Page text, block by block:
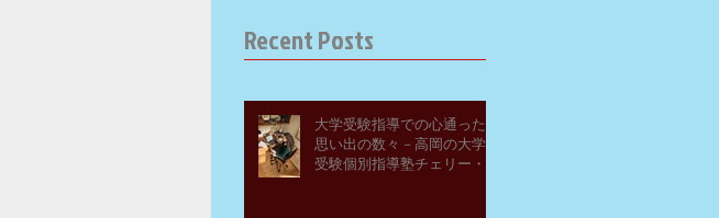
Recent Posts
大学受験指導での心通った
思い出の数々－高岡の大学
受験個別指導塾チェリー・